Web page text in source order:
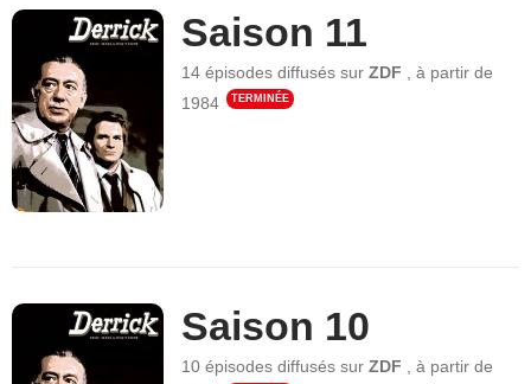
Saison 11
14 épisodes diffusés surZDF ,à partir de
1984
TERMINÉE
Saison 10
10 épisodes diffusés surZDF ,à partir de